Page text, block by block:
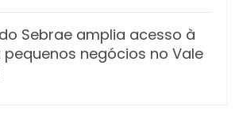
Sebrae amplia acesso à
negócios no Vale